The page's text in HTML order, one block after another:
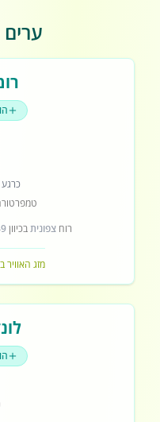
ערים
כרגע
רוחצפוניתבכיוון
מזג האוויר